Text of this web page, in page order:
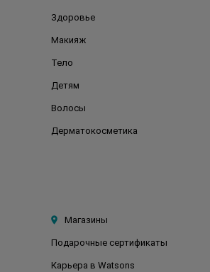
Здоровье
Макияж
Тело
Детям
Волосы
Дерматокосметика
Магазины
Подарочные сертификаты
Карьера в Watsons